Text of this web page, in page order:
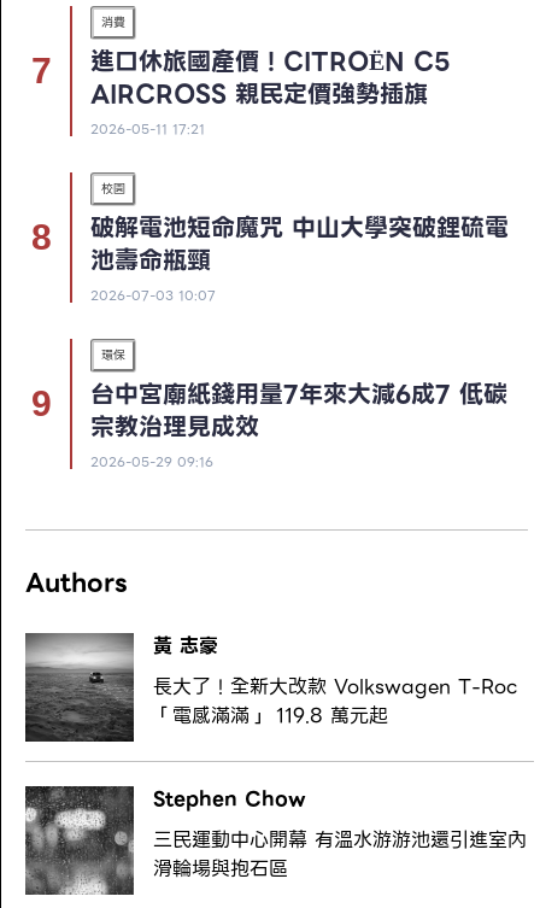
消費
進口休旅國產價！CITROËN C5
AIRCROSS 親民定價強勢插旗
2026-05-11 17:21
校園
破解電池短命魔咒 中山大學突破鋰硫電
池壽命瓶頸
2026-07-03 10:07
環保
台中宮廟紙錢用量7年來大減6成7 低碳
宗教治理見成效
2026-05-29 09:16
Authors
黃 志豪
長大了！全新大改款 Volkswagen T-Roc
「電感滿滿」 119.8 萬元起
Stephen Chow
三民運動中心開幕 有溫水游游池還引進室內
滑輪場與抱石區